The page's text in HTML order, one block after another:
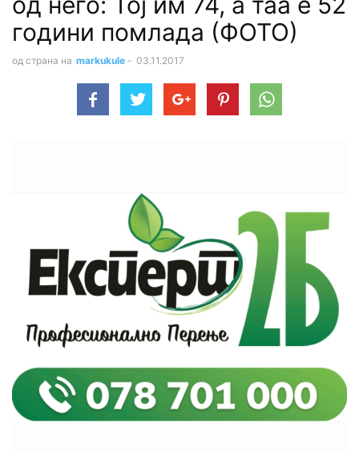
години помлада (ФОТО)
од страна на markukule - 03.11.2017